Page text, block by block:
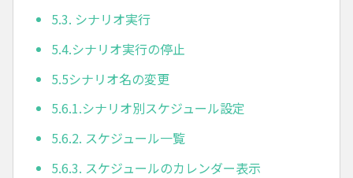
5.3. シナリオ実行
5.4.シナリオ実行の停止
5.5シナリオ名の変更
5.6.1.シナリオ別スケジュール設定
5.6.2. スケジュール一覧
5.6.3. スケジュールのカレンダー表示